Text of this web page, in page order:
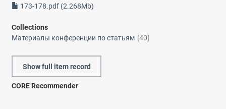
173-178.pdf (2.268Mb)
Collections
Материалы конференции по статьям [40]
Show full item record
CORE Recommender